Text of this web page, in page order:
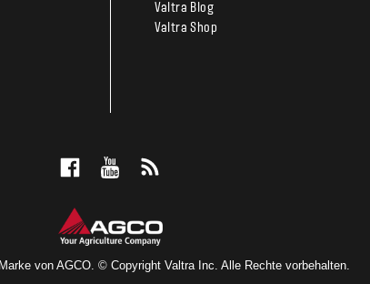
Valtra Blog
Valtra Shop
von AGCO. © Copyright Valtra Inc. Alle Rechte vorbehalten.